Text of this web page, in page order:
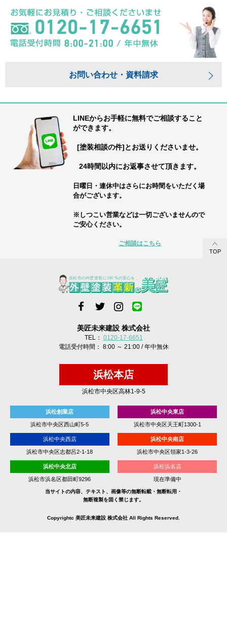
お問い合わせ・資料請求
LINEからお手軽に無料でご相談すること
ができます。
[塗装相談の件]とお送りくださいませ。
24時間以内にお返事させて頂きます。
日曜日・連休中はさらにお時間をいただく場
合がございます。
※しつこい営業などは一切ございませんので
ご安心ください。
ご相談はこちら
TOP
美匠未来建設 株式会社
TEL： 0120-17-6651
電話受付時間： 8:00 ～ 21:00 / 年中無休
浜松本店
浜松市中央区高林1-9-5
浜松創業店
浜松市中央区西山町5-5
浜松中央東店
浜松市中央区天王町1300-1
浜松中央西店
浜松市中央区志都呂2-1-18
浜松中央南店
浜松市中央区領家1-3-26
浜松中央北店
浜松市浜名区都田町9296
浜松浜名店
現在準備中
当サイトの内容、テキスト、画像等の無断転載・無断転用・
無断複製を固く禁じます。
Copyrightc 美匠未来建設 株式会社 All Rights Reserved.